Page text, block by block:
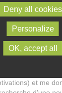
recherche et
la part des
m'ont permis
et me
Deny all cookies
Personalize
OK, accept all